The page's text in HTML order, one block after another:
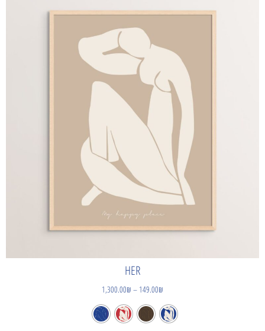
HER
149.00₪
–
1,300.00₪